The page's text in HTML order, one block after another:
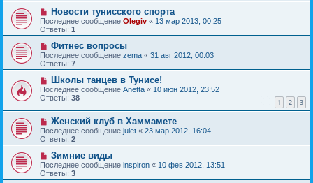
Новости тунисского спорта
Последнее сообщение Olegiv « 13 мар 2013, 00:25
Ответы: 1
Фитнес вопросы
Последнее сообщение zema « 31 авг 2012, 00:03
Ответы: 7
Школы танцев в Тунисе!
Последнее сообщение Anetta « 10 июн 2012, 23:52
Ответы: 38 1 2 3
Женский клуб в Хаммамете
Последнее сообщение julet « 23 мар 2012, 16:04
Ответы: 2
Зимние виды
Последнее сообщение inspiron « 10 фев 2012, 13:51
Ответы: 3